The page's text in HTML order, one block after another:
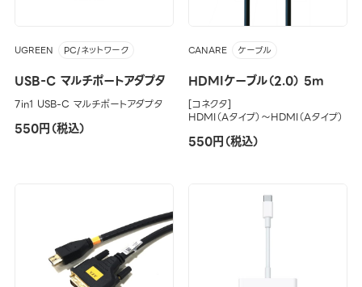
UGREEN PC/ネットワーク
USB-C マルチポートアダプタ
7in1 USB-C マルチポートアダプタ
550円（税込）
CANARE ケーブル
HDMIケーブル（2.0） 5m
[コネクタ]
HDMI（Aタイプ）～HDMI（Aタイプ）
550円（税込）